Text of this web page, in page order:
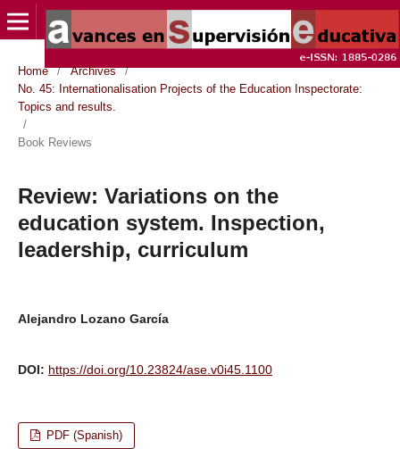
Home / Archives
/
No. 45: Internationalisation Projects of the Education Inspectorate:
Topics and results.
/
Book Reviews
Review: Variations on the
education system. Inspection,
leadership, curriculum
Alejandro Lozano García
DOI: https://doi.org/10.23824/ase.v0i45.1100
PDF (Spanish)